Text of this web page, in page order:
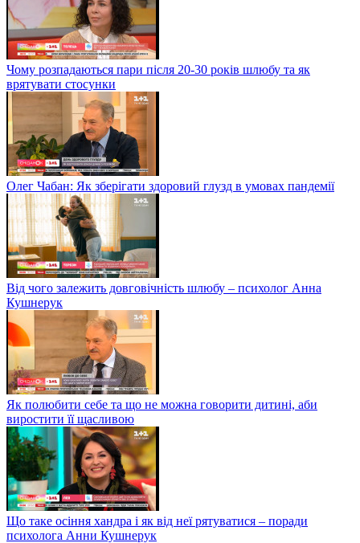
Чому розпадаються пари після 20-30 років шлюбу та як
врятувати стосунки
Олег Чабан: Як зберігати здоровий глузд в умовах пандемії
Від чого залежить довговічність шлюбу – психолог Анна
Кушнерук
Як полюбити себе та що не можна говорити дитині, аби
виростити її щасливою
Що таке осіння хандра і як від неї рятуватися – поради
психолога Анни Кушнерук